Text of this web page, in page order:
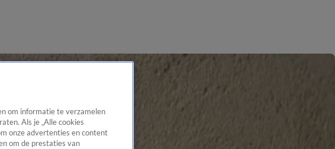
om informatie te verzamelen
Als je „Alle cookies
onze advertenties en content
om de prestaties van